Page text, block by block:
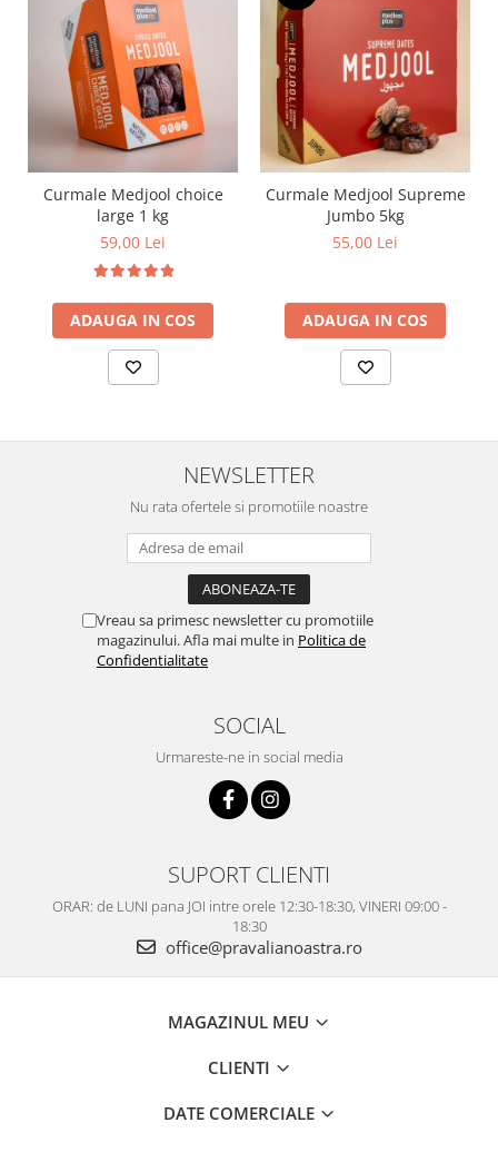
Curmale Medjool choice
large 1 kg
59,00 Lei
ADAUGA IN COS
Curmale Medjool Supreme
Jumbo 5kg
55,00 Lei
ADAUGA IN COS
NEWSLETTER
Nu rata ofertele si promotiile noastre
Vreau sa primesc newsletter cu promotiile
magazinului. Afla mai multe in Politica de
Confidentialitate
SOCIAL
Urmareste-ne in social media
SUPORT CLIENTI
ORAR: de LUNI pana JOI intre orele 12:30-18:30, VINERI 09:00 -
18:30
office@pravalianoastra.ro
MAGAZINUL MEU
CLIENTI
DATE COMERCIALE